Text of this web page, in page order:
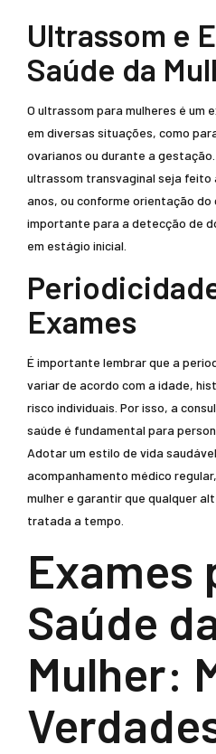
Ultrassom e
Saúde da
O ultrassom para mulheres é um
em diversas situações, como
ovarianos ou durante a
ultrassom transvaginal seja feito
anos, ou conforme orientação
importante para a detecção de
em estágio inicial.
Exames
É importante lembrar que a
variar de acordo com a idade,
risco individuais. Por isso, a
saúde é fundamental para
Adotar um estilo de vida
acompanhamento médico
mulher e garantir que qualquer
tratada a tempo.
Exames
Saúde
Mulher: